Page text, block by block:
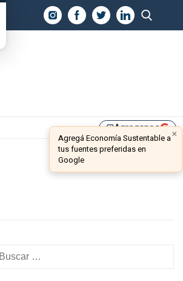
library_addAgreganos ×
Agregá Economía Sustentable a
tus fuentes preferidas en
Google